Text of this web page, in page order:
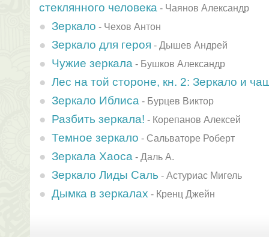
стеклянного человека - Чаянов Александр
Зеркало - Чехов Антон
Зеркало для героя - Дышев Андрей
Чужие зеркала - Бушков Александр
Лес на той стороне, кн. 2: Зеркало и
Зеркало Иблиса - Бурцев Виктор
Разбить зеркала! - Корепанов Алексей
Темное зеркало - Сальваторе Роберт
Зеркала Хаоса - Даль А.
Зеркало Лиды Саль - Астуриас Мигель
Дымка в зеркалах - Кренц Джейн